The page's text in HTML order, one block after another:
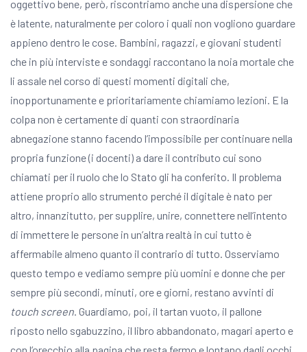
oggettivo bene, però, riscontriamo anche una dispersione che
è latente, naturalmente per coloro i quali non vogliono guardare
appieno dentro le cose. Bambini, ragazzi, e giovani studenti
che in più interviste e sondaggi raccontano la noia mortale che
li assale nel corso di questi momenti digitali che,
inopportunamente e prioritariamente chiamiamo lezioni. E la
colpa non è certamente di quanti con straordinaria
abnegazione stanno facendo l’impossibile per continuare nella
propria funzione (i docenti) a dare il contributo cui sono
chiamati per il ruolo che lo Stato gli ha conferito. Il problema
attiene proprio allo strumento perché il digitale è nato per
altro, innanzitutto, per supplire, unire, connettere nell’intento
di immettere le persone in un’altra realtà in cui tutto è
affermabile almeno quanto il contrario di tutto. Osserviamo
questo tempo e vediamo sempre più uomini e donne che per
sempre più secondi, minuti, ore e giorni, restano avvinti di
touch screen. Guardiamo, poi, il tartan vuoto, il pallone
riposto nello sgabuzzino, il libro abbandonato, magari aperto e